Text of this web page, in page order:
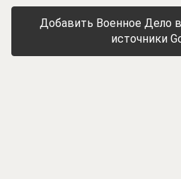
Добавить Военное Дело
источники